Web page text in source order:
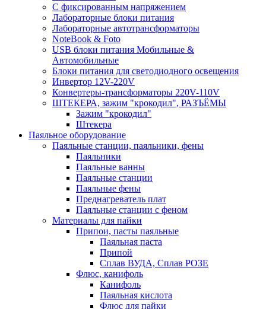
C фиксированным напряжением
Лабораторные блоки питания
Лабораторные автотрансформаторы
NoteBook & Foto
USB блоки питания Мобильные &
Автомобильные
Блоки питания для светодиодного освещения
Инвертор 12V-220V
Конвертеры-трансформаторы 220V-110V
ШТЕКЕРА, зажим "крокодил", РАЗЪЁМЫ
Зажим "крокодил"
Штекера
Паяльное оборудование
Паяльные станции, паяльники, фены
Паяльники
Паяльные ванны
Паяльные станции
Паяльные фены
Преднагреватель плат
Паяльные станции с феном
Материалы для пайки
Припои, пасты паяльные
Паяльная паста
Припой
Сплав ВУДА, Сплав РОЗЕ
Флюс, канифоль
Канифоль
Паяльная кислота
Флюс для пайки